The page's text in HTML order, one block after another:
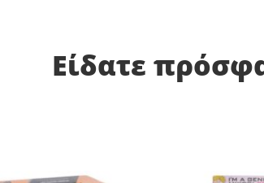
Είδατε